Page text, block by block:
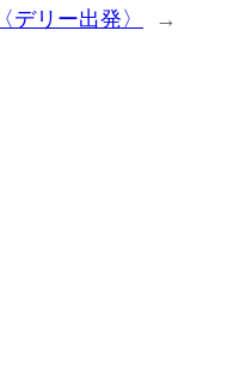
リー出発〉 →